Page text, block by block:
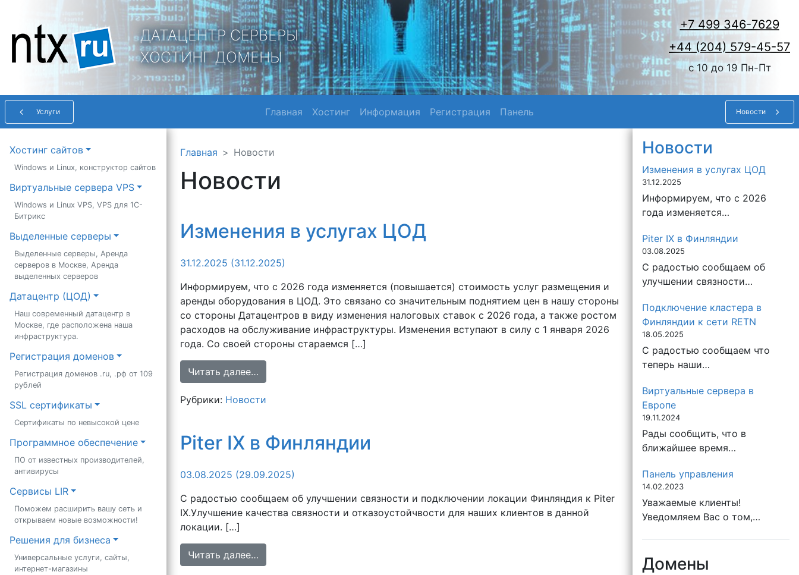
ДАТАЦЕНТР СЕРВЕРЫ
ХОСТИНГ ДОМЕНЫ
+7 499 346-7629
+44 (204) 579-45-57
c 10 до 19 Пн-Пт
Услуги Главная Хостинг Информация Регистрация Панель Новости
Хостинг сайтов
Windows и Linux, конструктор сайтов
Виртуальные сервера VPS
Windows и Linux VPS, VPS для 1С-
Битрикс
Выделенные серверы
Выделенные серверы, Аренда
серверов в Москве, Аренда
выделенных серверов
Датацентр (ЦОД)
Наш современный датацентр в
Москве, где расположена наша
инфраструктура.
Регистрация доменов
Регистрация доменов .ru, .рф от 109
рублей
SSL сертификаты
Сертификаты по невысокой цене
Программное обеспечение
ПО от известных производителей,
антивирусы
Сервисы LIR
Поможем расширить вашу сеть и
открываем новые возможности!
Решения для бизнеса
Универсальные услуги, сайты,
интернет-магазины
Главная Новости
Новости
Изменения в услугах ЦОД
31.12.2025 (31.12.2025)
Информируем, что с 2026 года изменяется (повышается) стоимость услуг размещения и
аренды оборудования в ЦОД. Это связано со значительным поднятием цен в нашу стороны
со стороны Датацентров в виду изменения налоговых ставок с 2026 года, а также ростом
расходов на обслуживание инфраструктуры. Изменения вступают в силу с 1 января 2026
года. Со своей стороны стараемся […]
Читать далее…
Рубрики: Новости
Piter IX в Финляндии
03.08.2025 (29.09.2025)
С радостью сообщаем об улучшении связности и подключении локации Финляндия к Piter
IX.Улучшение качества связности и отказоустойчвости для наших клиентов в данной
локации. […]
Читать далее…
Новости
Изменения в услугах ЦОД
31.12.2025
Информируем, что с 2026
года изменяется…
Piter IX в Финляндии
03.08.2025
С радостью сообщаем об
улучшении связности…
Подключение кластера в
Финляндии к сети RETN
18.05.2025
С радостью сообщаем что
теперь наши…
Виртуальные сервера в
Европе
19.11.2024
Рады сообщить, что в
ближайшее время…
Панель управления
14.02.2023
Уважаемые клиенты!
Уведомляем Вас о том,…
Домены